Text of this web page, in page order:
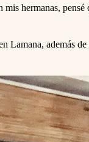
hermanas,
además